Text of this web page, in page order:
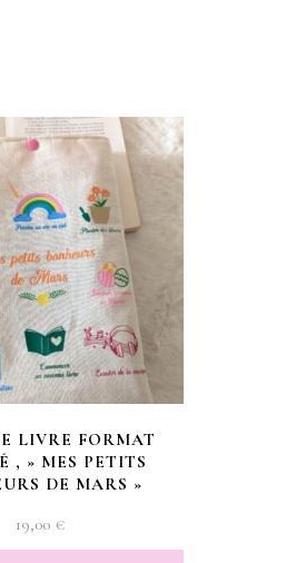
LIVRE FORMAT
, » MES PETITS
DE MARS »
19,00 €